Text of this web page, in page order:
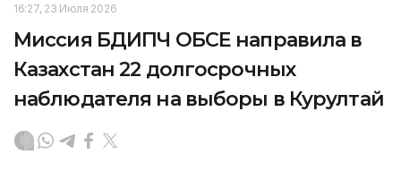
16:27, 23 Июля 2026
Миссия БДИПЧ ОБСЕ направила в
Казахстан 22 долгосрочных
наблюдателя на выборы в Курултай